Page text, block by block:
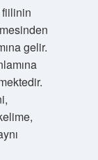
fiilinin
gelir.